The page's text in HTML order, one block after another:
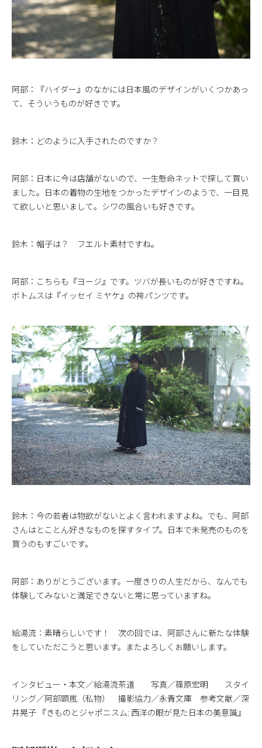
阿部：『ハイダー』のなかには日本風のデザインがいくつかあっ
て、そういうものが好きです。
鈴木：どのように入手されたのですか？
阿部：日本に今は店舗がないので、一生懸命ネットで探して買い
ました。日本の着物の生地をつかったデザインのようで、一目見
て欲しいと思いまして。シワの風合いも好きです。
鈴木：帽子は？ フエルト素材ですね。
阿部：こちらも『ヨージ』です。ツバが長いものが好きですね。
ボトムスは『イッセイ ミヤケ』の袴パンツです。
鈴木：今の若者は物欲がないとよく言われますよね。でも、阿部
さんはとことん好きなものを探すタイプ。日本で未発売のものを
買うのもすごいです。
阿部：ありがとうございます。一度きりの人生だから、なんでも
体験してみないと満足できないと常に思っていますね。
給湯流：素晴らしいです！ 次の回では、阿部さんに新たな体験
をしていただこうと思います。またよろしくお願いします。
インタビュー・本文／給湯流茶道 写真／篠原宏明 スタイ
リング／阿部顕嵐（私物） 撮影協力／永青文庫 参考文献／深
井晃子 『きものとジャポニスム: 西洋の眼が見た日本の美意識』